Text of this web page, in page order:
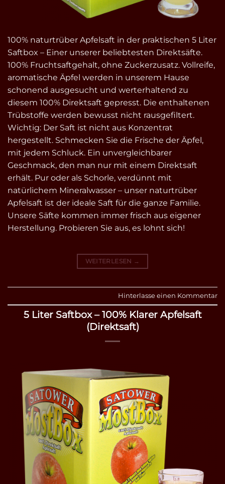
100% naturtrüber Apfelsaft in der praktischen 5 Liter
Saftbox – Einer unserer beliebtesten Direktsäfte.
100% Fruchtsaftgehalt, ohne Zuckerzusatz. Vollreife,
aromatische Äpfel werden in unserem Hause
schonend ausgesucht und werterhaltend zu
diesem 100% Direktsaft gepresst. Die enthaltenen
Trübstoffe werden bewusst nicht rausgefiltert.
Wichtig: Der Saft ist nicht aus Konzentrat
hergestellt. Schmecken Sie die Frische der Äpfel,
mit jedem Schluck. Ein unvergleichbarer
Geschmack, den man nur mit einem Direktsaft
erhält. Pur oder als Schorle, verdünnt mit
natürlichem Mineralwasser – unser naturtrüber
Apfelsaft ist der ideale Saft für die ganze Familie.
Unsere Säfte kommen immer frisch aus eigener
Herstellung. Probieren Sie aus, es lohnt sich!
WEITERLESEN →
Hinterlasse einen Kommentar
5 Liter Saftbox – 100% Klarer Apfelsaft
(Direktsaft)